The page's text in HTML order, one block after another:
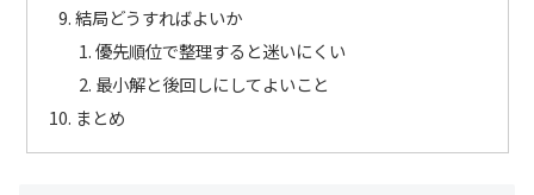
結局どうすればよいか
優先順位で整理すると迷いにくい
最小解と後回しにしてよいこと
まとめ